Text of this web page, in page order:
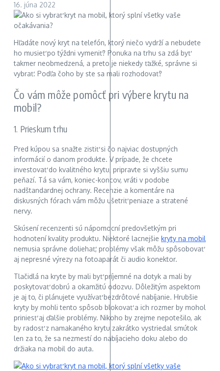
16. júna 2022
Hľadáte nový kryt na telefón, ktorý niečo vydrží a nebudete
ho musieť po týždni vymeniť? Ponuka na trhu sa zdá byť
takmer neobmedzená, a preto je niekedy ťažké, správne si
vybrať. Podľa čoho by ste sa mali rozhodovať?
Čo vám môže pomôcť pri výbere krytu na
mobil?
1. Prieskum trhu
Pred kúpou sa snažte zistiť si čo najviac dostupných
informácií o danom produkte. V prípade, že chcete
investovať do kvalitného krytu, pripravte si vyššiu sumu
peňazí. Tá sa vám, koniec-koncov, vráti v podobe
nadštandardnej ochrany. Recenzie a komentáre na
diskusných fórach vám môžu ušetriť peniaze a stratené
nervy.
Skúsení recenzenti sú nápomocní predovšetkým pri
hodnotení kvality produktu. Niektoré lacnejšie kryty na mobil
nemusia správne doliehať, problémy však môžu spôsobovať
aj nepresné výrezy na fotoaparát či audio konektor.
Tlačidlá na kryte by mali byť príjemné na dotyk a mali by
poskytovať dobrú a okamžitú odozvu. Dôležitým aspektom
je aj to, či plánujete využívať bezdrôtové nabíjanie. Hrubšie
kryty by mohli tento spôsob blokovať a ich rozmer by mohol
priniesť aj ďalšie problémy. Nikoho by zrejme nepotešilo, ak
by radosť z namakaného krytu zakrátko vystriedal smútok
len za to, že sa nezmestí do nabíjacieho doku alebo do
držiaka na mobil do auta.